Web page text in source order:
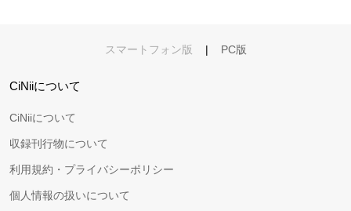
スマートフォン版 | PC版
CiNiiについて
CiNiiについて
収録刊行物について
利用規約・プライバシーポリシー
個人情報の扱いについて